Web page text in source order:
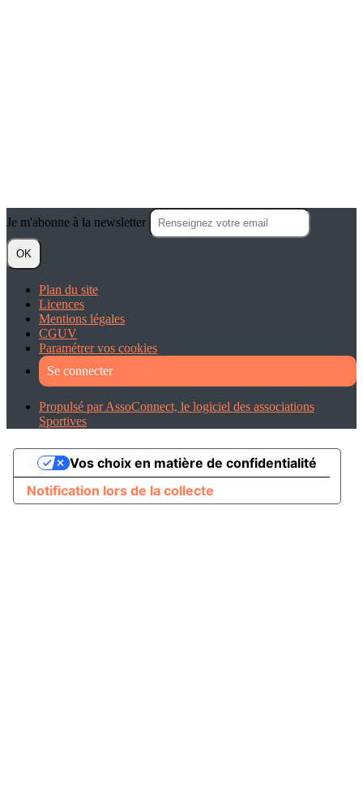
Je m'abonne à la newsletter
OK
Plan du site
Licences
Mentions légales
CGUV
Paramétrer vos cookies
Se connecter
Propulsé par AssoConnect, le logiciel des associations
Sportives
Notification lors de la collecte
Vos choix en matière de confidentialité